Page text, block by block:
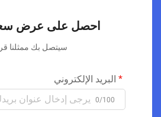
احصل على عرض
سيتصل بك ممثلنا
البريد الإلكتروني
0/100